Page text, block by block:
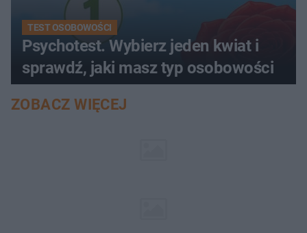
TEST OSOBOWOŚCI
Psychotest. Wybierz jeden kwiat i
sprawdź, jaki masz typ osobowości
ZOBACZ WIĘCEJ